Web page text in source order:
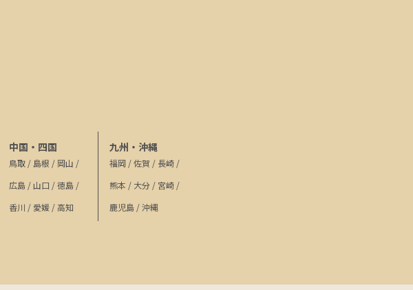
中国・四国
鳥取 / 島根 / 岡山 /
広島 /山口 /徳島 /
香川 / 愛媛 /高知
九州・沖縄
福岡 /佐賀 / 長崎 /
熊本 / 大分 / 宮崎 /
鹿児島 /沖縄